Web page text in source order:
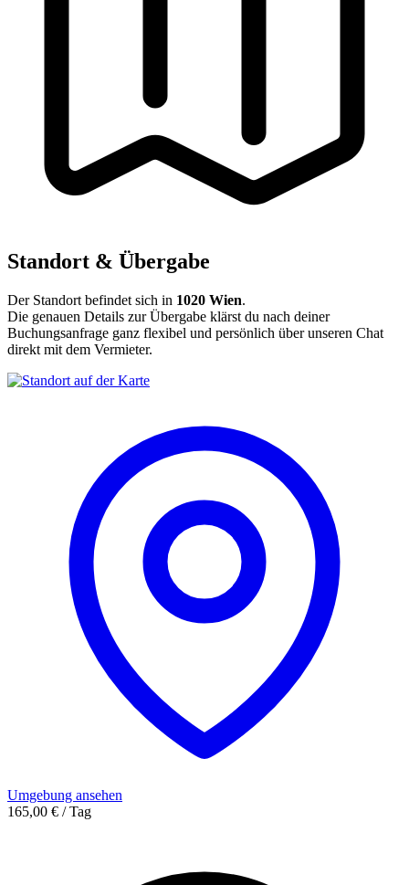
Standort & Übergabe
Der Standort befindet sich in 1020 Wien.
Die genauen Details zur Übergabe klärst du nach deiner
Buchungsanfrage ganz flexibel und persönlich über unseren Chat
direkt mit dem Vermieter.
Umgebung ansehen
165,00 € / Tag